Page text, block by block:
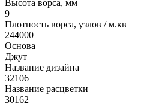
Высота ворса, мм
9
Плотность ворса, узлов / м.кв
244000
Основа
Джут
Название дизайна
32106
Название расцветки
30162